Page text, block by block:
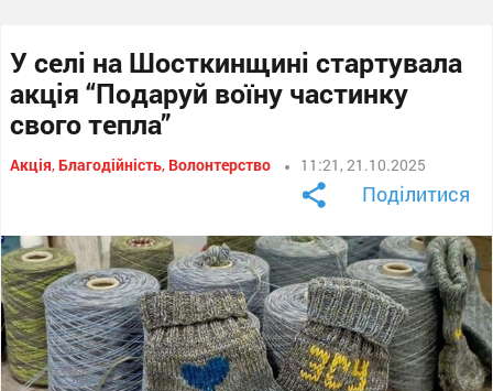
У селі на Шосткинщині стартувала
акція “Подаруй воїну частинку
свого тепла”
Акція,Благодійність, Волонтерство 11:21, 21.10.2025
Поділитися